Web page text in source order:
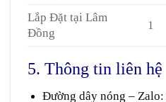
Lắp Đặt tại Lâm
Đồng
1
5. Thông tin liên hệ
Đường dây nóng – Zalo: